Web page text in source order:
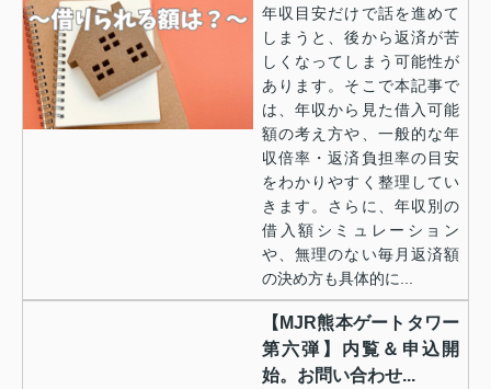
年収目安だけで話を進めて
しまうと、後から返済が苦
しくなってしまう可能性が
あります。そこで本記事で
は、年収から見た借入可能
額の考え方や、一般的な年
収倍率・返済負担率の目安
をわかりやすく整理してい
きます。さらに、年収別の
借入額シミュレーション
や、無理のない毎月返済額
の決め方も具体的に...
【MJR熊本ゲートタワー
第六弾】内覧＆申込開
始。お問い合わせ...